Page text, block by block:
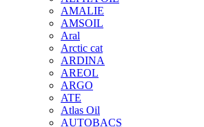
AMALIE
AMSOIL
Aral
Arctic cat
ARDINA
AREOL
ARGO
ATE
Atlas Oil
AUTOBACS